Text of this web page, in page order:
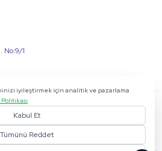
Doctor Sector'e Sor
iyileştirmek için analitik ve pazarlama
Kabul Et
Tümünü Reddet
No:9/1
Services de la Société de l'Information
Texte d'information KVKK